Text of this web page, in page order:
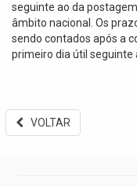
seguinte ao da
âmbito nacional. Os
sendo contados após a
primeiro dia útil seguinte
VOLTAR